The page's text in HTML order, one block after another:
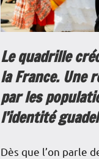
Le quadrille
la France. Une
par les
l’identité
Dès que l’on parle